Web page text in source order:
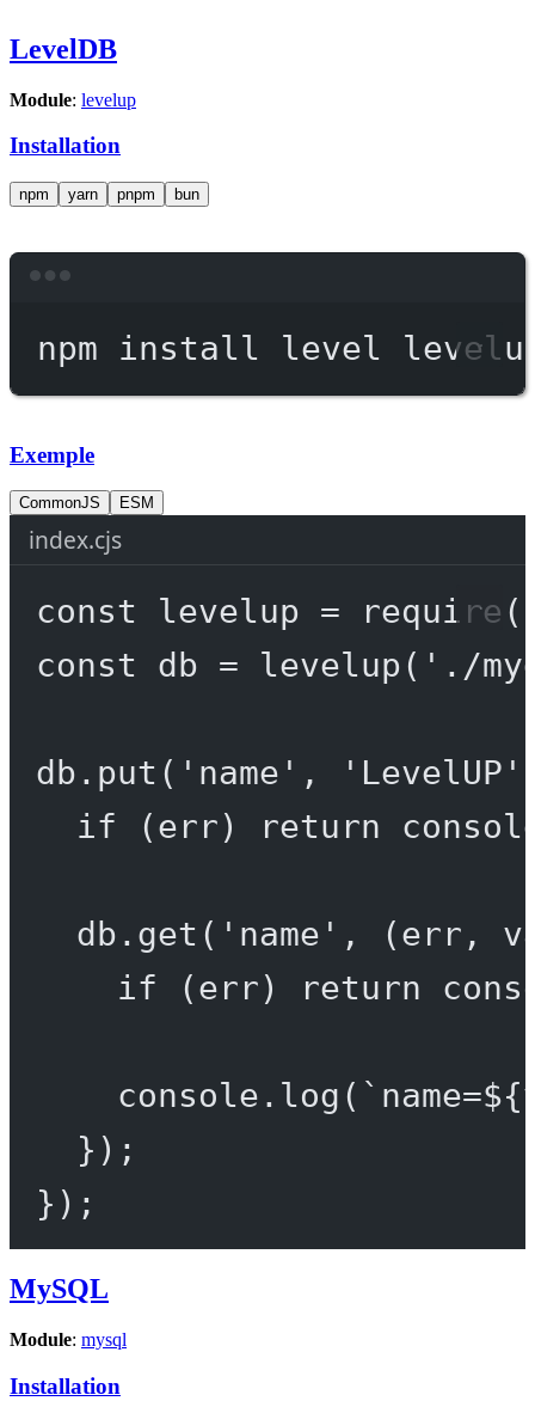
LevelDB
Module: levelup
Installation
npm yarn pnpm bun
npm install level
Exemple
CommonJS ESM
index.cjs
const levelup = require (
const
db = levelup( './
db. put ( 'name' , 'LevelUP'
if (err) return
db. get ( 'name' , (err ,
if (err) return
console. log ( `name=${
});
});
MySQL
Module: mysql
Installation